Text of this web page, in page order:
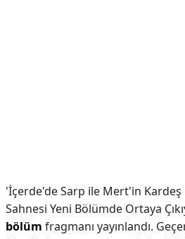
'İçerde'de Sarp ile Mert'in
Sahnesi Yeni Bölümde Ortaya
bölüm fragmanı yayınlandı.